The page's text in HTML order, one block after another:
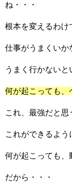
ね・・・
根本を変えるわけ
仕事がうまくいか
うまく行かないと
何が起こっても、
これ、最強だと思
これができるよう
何が起こっても、
だから・・・